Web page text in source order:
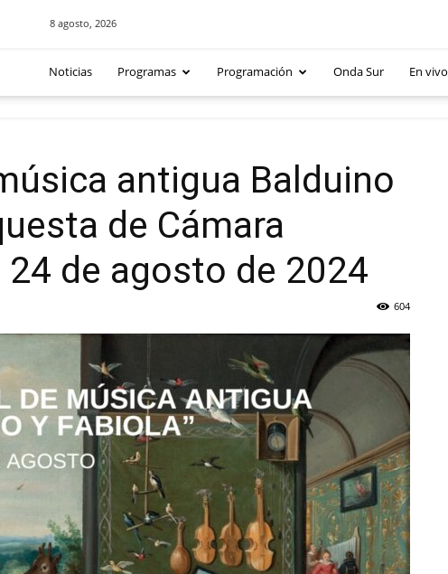
8 agosto, 2026
Noticias Programas Programación Onda Sur En vivo
antigua Balduino
de Cámara
de agosto de 2024
604